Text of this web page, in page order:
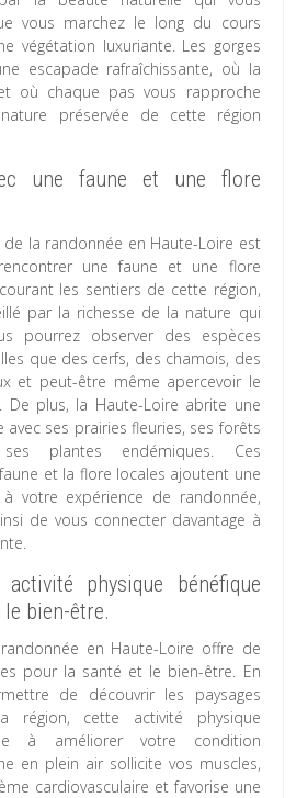
vous marchez le long du cours
végétation luxuriante. Les gorges
escapade rafraîchissante, où la
où chaque pas vous rapproche
préservée de cette région
une faune et une flore
de la randonnée en Haute-Loire est
une faune et une flore
les sentiers de cette région,
par la richesse de la nature qui
pourrez observer des espèces
que des cerfs, des chamois, des
et peut-être même apercevoir le
De plus, la Haute-Loire abrite une
ses prairies fleuries, ses forêts
plantes endémiques. Ces
et la flore locales ajoutent une
votre expérience de randonnée,
de vous connecter davantage à
activité physique bénéfique
bien-être.
en Haute-Loire offre de
pour la santé et le bien-être. En
de découvrir les paysages
région, cette activité physique
à améliorer votre condition
en plein air sollicite vos muscles,
cardiovasculaire et favorise une